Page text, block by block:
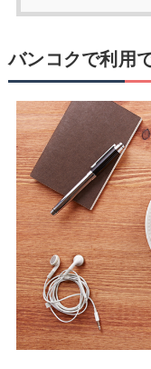
バンコクで利用